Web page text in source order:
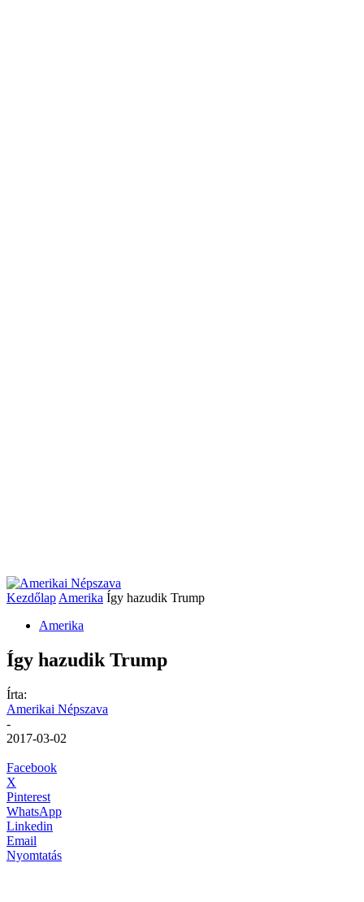
Kezdőlap Amerika Így hazudik Trump
Amerika
Így hazudik Trump
Írta:
Amerikai Népszava
-
2017-03-02
Facebook
X
Pinterest
WhatsApp
Linkedin
Email
Nyomtatás